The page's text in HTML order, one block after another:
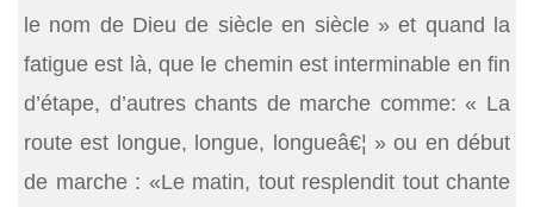
le nom de Dieu de siècle en siècle » et quand la
fatigue est là, que le chemin est interminable en fin
d’étape, d’autres chants de marche comme: « La
route est longue, longue, longueâ€¦ » ou en début
de marche : «Le matin, tout resplendit tout chante